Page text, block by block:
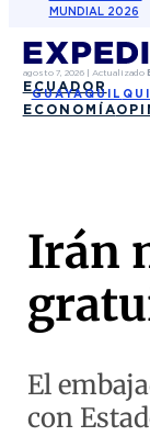
MUNDIAL 2026
agosto 7, 2026| Actualizado
ECUADOR
GUAYAQUIL
ECONOMÍA
Irán
El
con